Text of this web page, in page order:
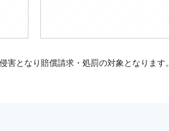
となり賠償請求・処罰の対象となります。